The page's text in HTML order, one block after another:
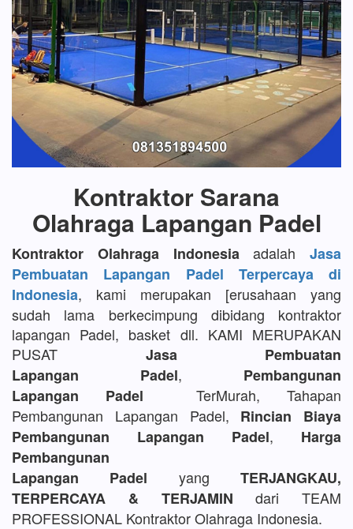
Kontraktor Sarana
Olahraga Lapangan Padel
Kontraktor Olahraga Indonesia adalah Jasa
Pembuatan Lapangan Padel Terpercaya di
Indonesia, kami merupakan [erusahaan yang
sudah lama berkecimpung dibidang kontraktor
lapangan Padel, basket dll. KAMI MERUPAKAN
PUSAT Jasa Pembuatan
Lapangan Padel, Pembangunan
Lapangan Padel TerMurah, Tahapan
Pembangunan Lapangan Padel, Rincian Biaya
Pembangunan Lapangan Padel, Harga
Pembangunan
Lapangan Padel yangTERJANGKAU,
TERPERCAYA & TERJAMIN dari TEAM
PROFESSIONAL Kontraktor Olahraga Indonesia.